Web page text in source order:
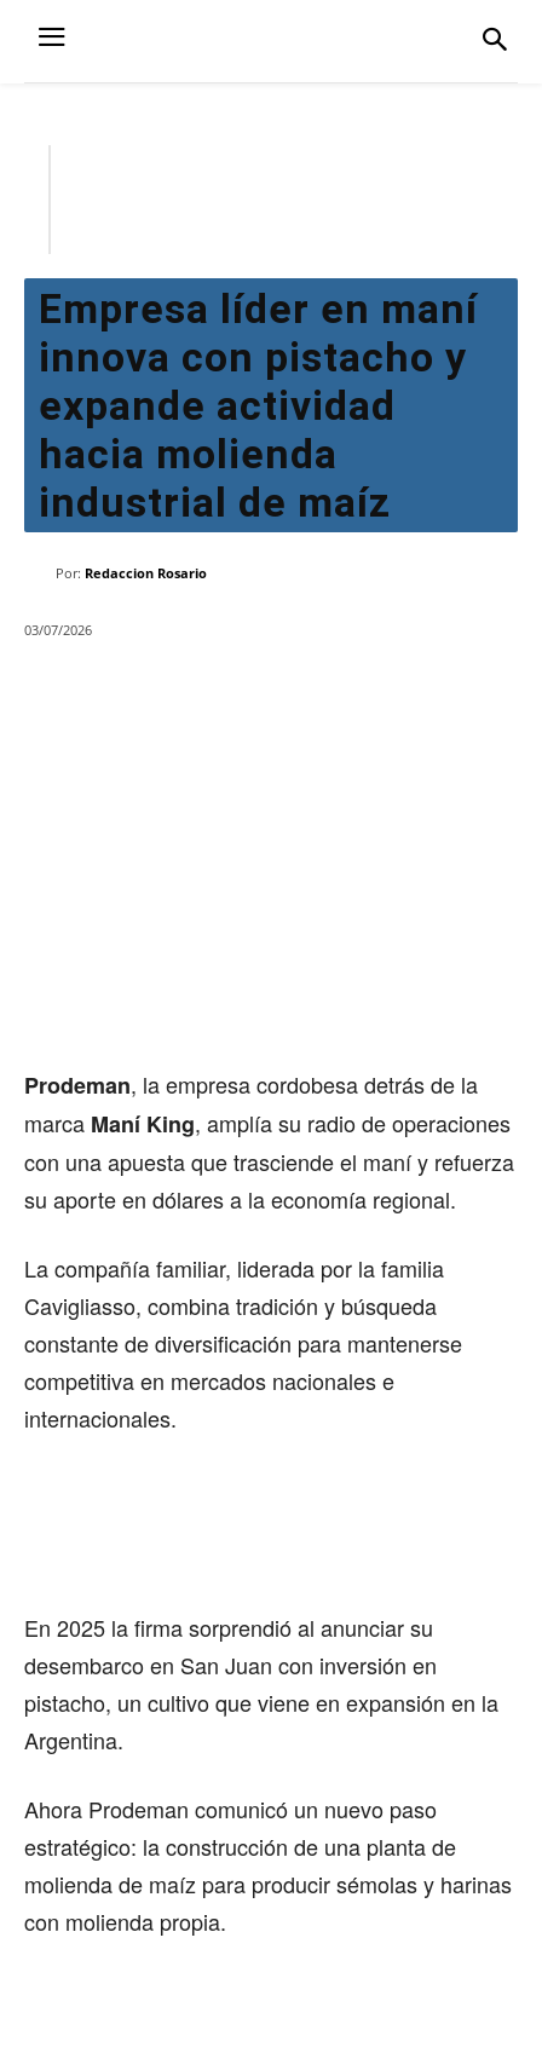
Empresa líder en maní
innova con pistacho y
expande actividad
hacia molienda
industrial de maíz
Por: Redaccion Rosario
03/07/2026
Prodeman, la empresa cordobesa detrás de la
marca Maní King, amplía su radio de operaciones
con una apuesta que trasciende el maní y refuerza
su aporte en dólares a la economía regional.
La compañía familiar, liderada por la familia
Cavigliasso, combina tradición y búsqueda
constante de diversificación para mantenerse
competitiva en mercados nacionales e
internacionales.
En 2025 la firma sorprendió al anunciar su
desembarco en San Juan con inversión en
pistacho, un cultivo que viene en expansión en la
Argentina.
Ahora Prodeman comunicó un nuevo paso
estratégico: la construcción de una planta de
molienda de maíz para producir sémolas y harinas
con molienda propia.